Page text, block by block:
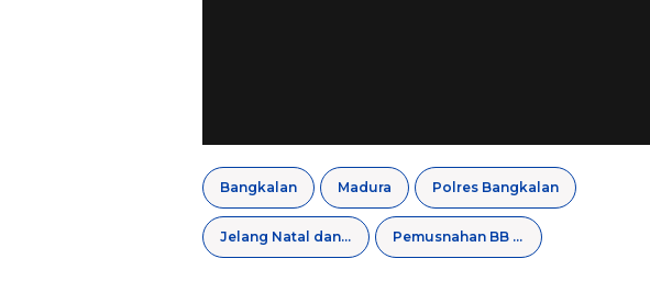
Bangkalan Madura Polres Bangkalan
Jelang Natal dan Tahun Baru Pemusnahan BB Miras